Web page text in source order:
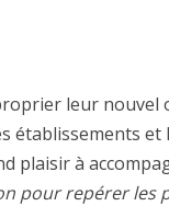
leur nouvel
établissements
plaisir à
pour repérer les